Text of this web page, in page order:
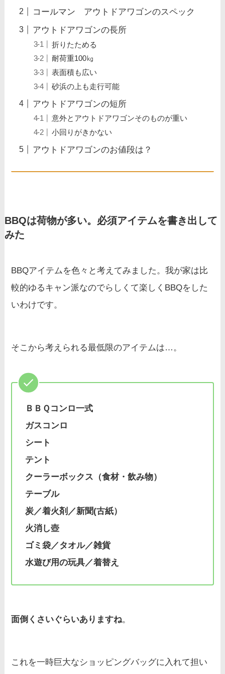
コールマン アウトドアワゴンのスペック
アウトドアワゴンの長所
折りたためる
耐荷重100㎏
表面積も広い
砂浜の上も走行可能
アウトドアワゴンの短所
意外とアウトドアワゴンそのものが重い
小回りがきかない
アウトドアワゴンのお値段は？
BBQは荷物が多い。必須アイテムを書き出して
みた
BBQアイテムを色々と考えてみました。我が家は比
較的ゆるキャン派なのでらしくて楽しくBBQをした
いわけです。
そこから考えられる最低限のアイテムは…。
ＢＢＱコンロ一式
ガスコンロ
シート
テント
クーラーボックス（食材・飲み物）
テーブル
炭／着火剤／新聞(古紙）
火消し壺
ゴミ袋／タオル／雑貨
水遊び用の玩具／着替え
面倒くさいぐらいありますね。
これを一時巨大なショッピングバッグに入れて担い